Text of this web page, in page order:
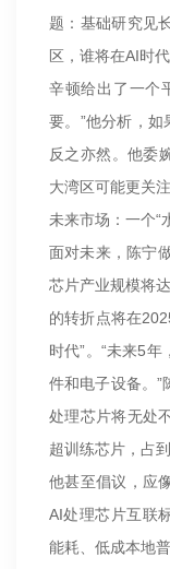
题：基础研究见
区，谁将在AI时
辛顿给出了一个
要。”他分析，如
反之亦然。他委
大湾区可能更关
未来市场：一个“
面对未来，陈宁
芯片产业规模将
的转折点将在
时代”。“未来5
件和电子设备。”
处理芯片将无处
超训练芯片，占
他甚至倡议，应
AI处理芯片互联
能耗、低成本地普